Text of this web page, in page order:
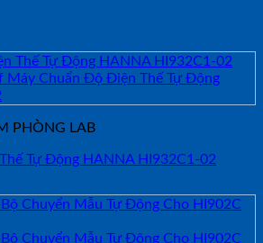
PHÒNG LAB
Tự Động HANNA HI932C1-02